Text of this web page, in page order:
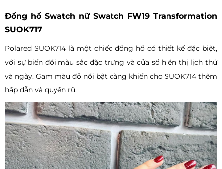
Đồng hồ Swatch nữ Swatch FW19 Transformation
SUOK717
Polared SUOK714 là một chiếc đồng hồ có thiết kế đặc biệt,
với sự biến đổi màu sắc đặc trưng và cửa sổ hiển thị lịch thứ
và ngày. Gam màu đỏ nổi bật càng khiến cho SUOK714 thêm
hấp dẫn và quyến rũ.